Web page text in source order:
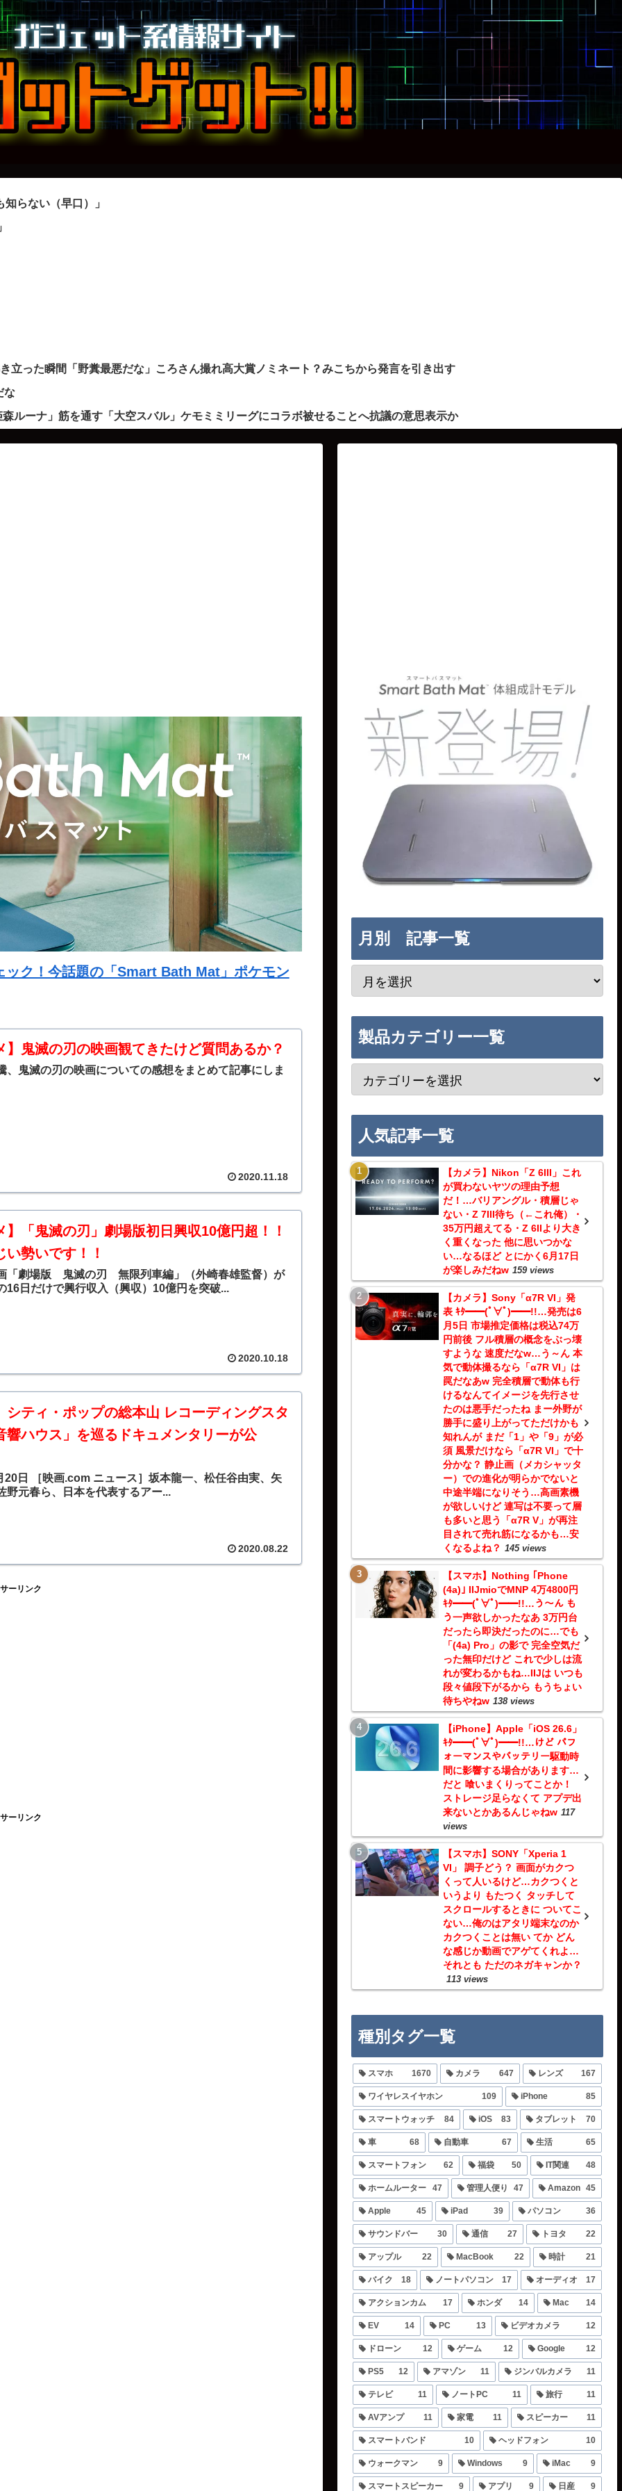
らない（早口）」
立った瞬間「野糞最悪だな」ころさん撮れ高大賞ノミネート？みこちから発言を引き出す
な
ルーナ」筋を通す「大空スバル」ケモミミリーグにコラボ被せることへ抗議の意思表示か
ック！今話題の「Smart Bath Mat」ポケモン
】鬼滅の刃の映画観てきたけど質問あるか？
、鬼滅の刃の映画についての感想をまとめて記事にしま
2020.11.18
】「鬼滅の刃」劇場版初日興収10億円超！！
い勢いです！！
「劇場版 鬼滅の刃 無限列車編」（外崎春雄監督）が
16日だけで興行収入（興収）10億円を突破...
2020.10.18
シティ・ポップの総本山 レコーディングスタ
響ハウス」を巡るドキュメンタリーが公
20日 ［映画.com ニュース］坂本龍一、松任谷由実、矢
野元春ら、日本を代表するアー...
2020.08.22
ーリンク
ーリンク
月別 記事一覧
製品カテゴリー一覧
人気記事一覧
【カメラ】Nikon「Z 6III」これ
が買わないヤツの理由予想
だ！…バリアングル・積層じゃ
ない・Z 7III待ち（←これ俺）・
35万円超えてる・Z 6IIより大き
く重くなった 他に思いつかな
い…なるほど とにかく6月17日
が楽しみだねw 159 views
【カメラ】Sony「α7R VI」発
表 ｷﾀ━━(ﾟ∀ﾟ)━━!!…発売は6
月5日 市場推定価格は税込74万
円前後 フル積層の概念をぶっ壊
すような 速度だなw…う～ん 本
気で動体撮るなら「α7R VI」は
罠だなあw 完全積層で動体も行
けるなんてイメージを先行させ
たのは悪手だったね まー外野が
勝手に盛り上がってただけかも
知れんが まだ「1」や「9」が必
須 風景だけなら「α7R VI」で十
分かな？ 静止画（メカシャッタ
ー）での進化が明らかでないと
中途半端になりそう…高画素機
が欲しいけど 連写は不要って層
も多いと思う「α7R V」が再注
目されて売れ筋になるかも…安
くなるよね？ 145 views
【スマホ】Nothing ｢Phone
(4a)｣ IIJmioでMNP 4万4800円
ｷﾀ━━(ﾟ∀ﾟ)━━!!…う～ん も
う一声欲しかったなあ 3万円台
だったら即決だったのに…でも
「(4a) Pro」の影で 完全空気だ
った無印だけど これで少しは流
れが変わるかもね…IIJは いつも
段々値段下がるから もうちょい
待ちやねw 138 views
【iPhone】Apple「iOS 26.6」
ｷﾀ━━(ﾟ∀ﾟ)━━!!…けど パフ
ォーマンスやバッテリー駆動時
間に影響する場合があります…
だと 喰いまくりってことか！
ストレージ足らなくて アプデ出
来ないとかあるんじゃねw 117
views
【スマホ】SONY「Xperia 1
VI」 調子どう？ 画面がカクつ
くって人いるけど…カクつくと
いうより もたつく タッチして
スクロールするときに ついてこ
ない…俺のはアタリ端末なのか
カクつくことは無い てか どん
な感じか動画でアゲてくれよ…
それとも ただのネガキャンか？
113 views
種別タグ一覧
スマホ 1670 カメラ 647 レンズ 167
ワイヤレスイヤホン 109 iPhone 85
スマートウォッチ 84 iOS 83 タブレット 70
車 68 自動車 67 生活 65
スマートフォン 62 福袋 50 IT関連 48
ホームルーター 47 管理人便り 47 Amazon 45
Apple 45 iPad 39 パソコン 36
サウンドバー 30 通信 27 トヨタ 22
アップル 22 MacBook 22 時計 21
バイク 18 ノートパソコン 17 オーディオ 17
アクションカム 17 ホンダ 14 Mac 14
EV 14 PC 13 ビデオカメラ 12
ドローン 12 ゲーム 12 Google 12
PS5 12 アマゾン 11 ジンバルカメラ 11
テレビ 11 ノートPC 11 旅行 11
AVアンプ 11 家電 11 スピーカー 11
スマートバンド 10 ヘッドフォン 10
ウォークマン 9 Windows 9 iMac 9
スマートスピーカー 9 アプリ 9 日産 9